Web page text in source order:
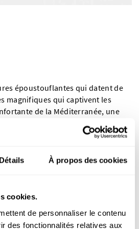
Détails À propos des cookies
cookies.
de personnaliser le contenu
des fonctionnalités relatives aux
époustouflantes qui datent de
magnifiques qui captivent les
de la Méditerranée, une
et de festivals, et plus encore.
maltaises de votre produit
pour informer vos clients
étiquettes Fabriqué à Malte et
de couture, ce qui les rend faciles